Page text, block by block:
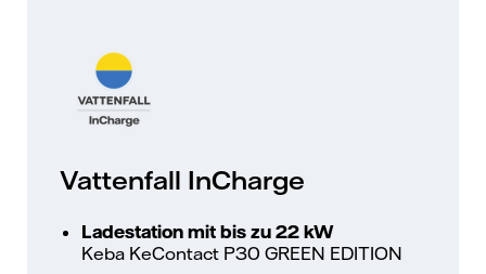
Vattenfall InCharge
Ladestation mit bis zu 22 kW
Keba KeContact P30 GREEN EDITION